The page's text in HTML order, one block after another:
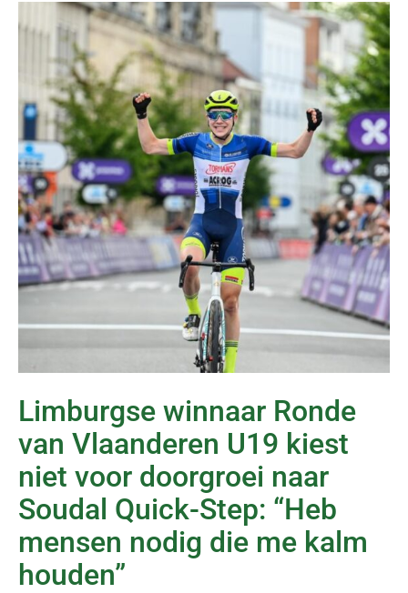
Limburgse winnaar Ronde
van Vlaanderen U19 kiest
niet voor doorgroei naar
Soudal Quick-Step: “Heb
mensen nodig die me kalm
houden”